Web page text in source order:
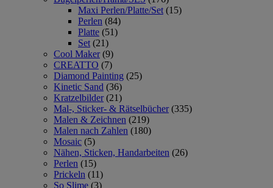
Maxi Perlen/Platte/Set (15)
Perlen (84)
Platte (51)
Set (21)
Cool Maker (9)
CREATTO (7)
Diamond Painting (25)
Kinetic Sand (36)
Kratzelbilder (21)
Mal-, Sticker- & Rätselbücher (335)
Malen & Zeichnen (219)
Malen nach Zahlen (180)
Mosaic (5)
Nähen, Sticken, Handarbeiten (26)
Perlen (15)
Prickeln (11)
So Slime (3)